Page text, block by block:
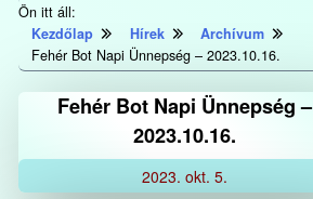
Ön itt áll:
Kezdőlap
Hírek
Archívum
Fehér Bot Napi Ünnepség – 2023.10.16.
Fehér Bot Napi Ünnepség –
2023.10.16.
2023. okt. 5.